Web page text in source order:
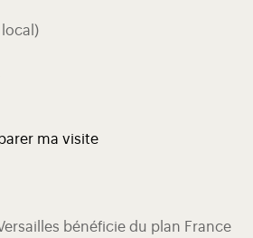
ma visite
bénéficie du plan France